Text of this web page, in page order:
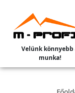
Velünk könnyebb
munka!